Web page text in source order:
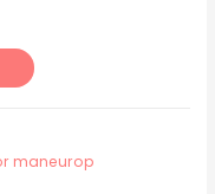
maneurop